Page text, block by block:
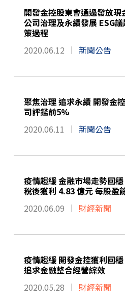
開發金控股東會通過發放
公司治理及永續發展 ESG
策過程
2020.06.12
新聞公告
聚焦治理 追求永續 開發金
司評鑑前5%
2020.06.11
新聞公告
疫情趨緩 金融市場走勢回
稅後獲利 4.83 億元 每股盈
2020.06.09
財經新聞
疫情趨緩 開發金控獲利回
追求金融整合經營綜效
2020.05.28
財經新聞